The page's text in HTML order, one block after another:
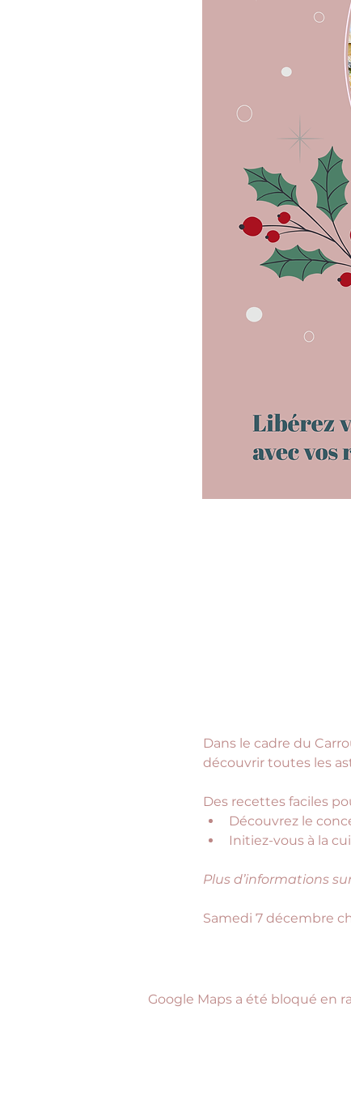
Dans le cadre du
découvrir toutes les
Des recettes faciles
Découvrez le
Initiez-vous à la
Plus d’informations
Samedi 7 décembre
Google Maps a été bloqué en